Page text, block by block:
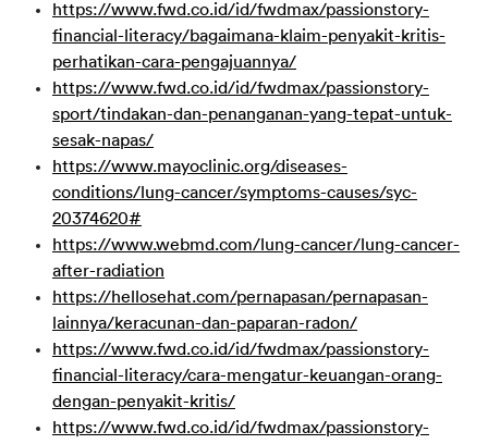
https://www.fwd.co.id/id/fwdmax/passionstory-
financial-literacy/bagaimana-klaim-penyakit-kritis-
perhatikan-cara-pengajuannya/
https://www.fwd.co.id/id/fwdmax/passionstory-
sport/tindakan-dan-penanganan-yang-tepat-untuk-
sesak-napas/
https://www.mayoclinic.org/diseases-
conditions/lung-cancer/symptoms-causes/syc-
20374620#
https://www.webmd.com/lung-cancer/lung-cancer-
after-radiation
https://hellosehat.com/pernapasan/pernapasan-
lainnya/keracunan-dan-paparan-radon/
https://www.fwd.co.id/id/fwdmax/passionstory-
financial-literacy/cara-mengatur-keuangan-orang-
dengan-penyakit-kritis/
https://www.fwd.co.id/id/fwdmax/passionstory-